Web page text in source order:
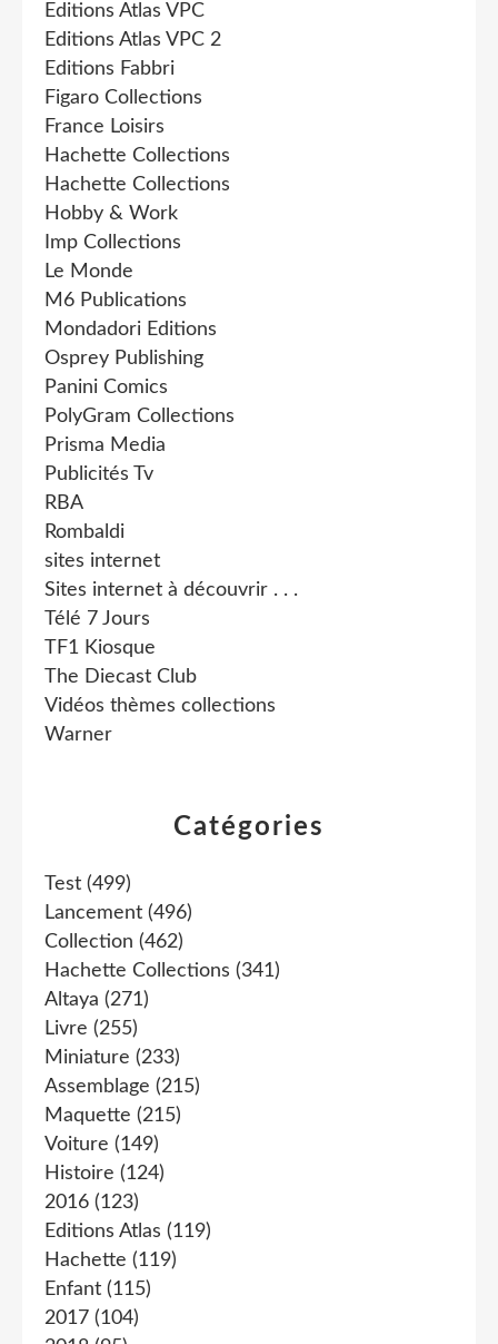
Catégories
Test (499)
Lancement (496)
Collection (462)
Hachette Collections (341)
Altaya (271)
Livre (255)
Miniature (233)
Assemblage (215)
Maquette (215)
Voiture (149)
Histoire (124)
2016 (123)
Editions Atlas (119)
Hachette (119)
Enfant (115)
2017 (104)
Editions Atlas VPC
Editions Atlas VPC 2
Editions Fabbri
Figaro Collections
France Loisirs
Hachette Collections
Hachette Collections
Hobby & Work
Imp Collections
Le Monde
M6 Publications
Mondadori Editions
Osprey Publishing
Panini Comics
PolyGram Collections
Prisma Media
Publicités Tv
RBA
Rombaldi
sites internet
Sites internet à découvrir . . .
Télé 7 Jours
TF1 Kiosque
The Diecast Club
Vidéos thèmes collections
Warner